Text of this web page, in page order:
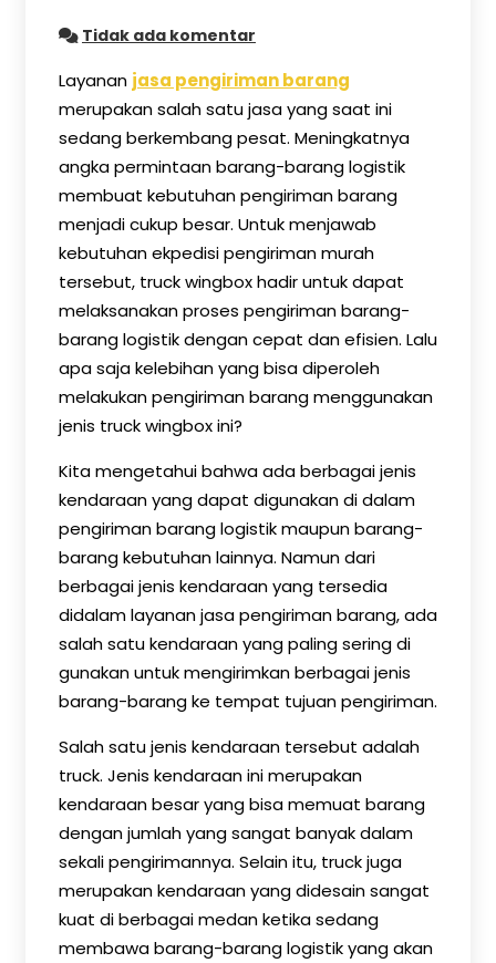
Tidak ada komentar
Layanan jasa pengiriman barang
merupakan salah satu jasa yang saat ini
sedang berkembang pesat. Meningkatnya
angka permintaan barang-barang logistik
membuat kebutuhan pengiriman barang
menjadi cukup besar. Untuk menjawab
kebutuhan ekpedisi pengiriman murah
tersebut, truck wingbox hadir untuk dapat
melaksanakan proses pengiriman barang-
barang logistik dengan cepat dan efisien. Lalu
apa saja kelebihan yang bisa diperoleh
melakukan pengiriman barang menggunakan
jenis truck wingbox ini?
Kita mengetahui bahwa ada berbagai jenis
kendaraan yang dapat digunakan di dalam
pengiriman barang logistik maupun barang-
barang kebutuhan lainnya. Namun dari
berbagai jenis kendaraan yang tersedia
didalam layanan jasa pengiriman barang, ada
salah satu kendaraan yang paling sering di
gunakan untuk mengirimkan berbagai jenis
barang-barang ke tempat tujuan pengiriman.
Salah satu jenis kendaraan tersebut adalah
truck. Jenis kendaraan ini merupakan
kendaraan besar yang bisa memuat barang
dengan jumlah yang sangat banyak dalam
sekali pengirimannya. Selain itu, truck juga
merupakan kendaraan yang didesain sangat
kuat di berbagai medan ketika sedang
membawa barang-barang logistik yang akan